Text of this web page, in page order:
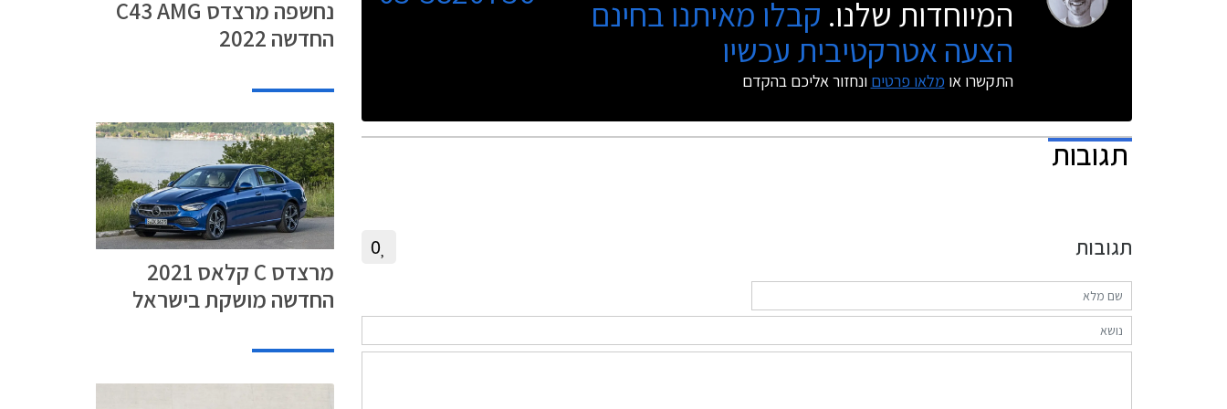
המיוחדות שלנו. קבלו מאיתנו בחינם
הצעה אטרקטיבית עכשיו
התקשרו או מלאו פרטים ונחזור אליכם בהקדם
תגובות
תגובות 0
נחשפה מרצדס C43 AMG
החדשה 2022
מרצדס C קלאס 2021
החדשה מושקת בישראל